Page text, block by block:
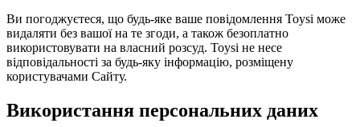
Ви погоджуєтеся, що будь-яке ваше повідомлення Toysi може
видаляти без вашої на те згоди, а також безоплатно
використовувати на власний розсуд. Toysi не несе
відповідальності за будь-яку інформацію, розміщену
користувачами Сайту.
Використання персональних даних